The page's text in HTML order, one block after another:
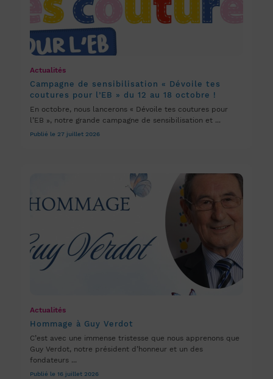
Actualités
Campagne de sensibilisation « Dévoile tes
coutures pour l’EB » du 12 au 18 octobre !
En octobre, nous lancerons « Dévoile tes coutures pour
l’EB », notre grande campagne de sensibilisation et ...
Publié le 27 juillet 2026
Actualités
Hommage à Guy Verdot
C’est avec une immense tristesse que nous apprenons que
Guy Verdot, notre président d’honneur et un des
fondateurs ...
Publié le 16 juillet 2026